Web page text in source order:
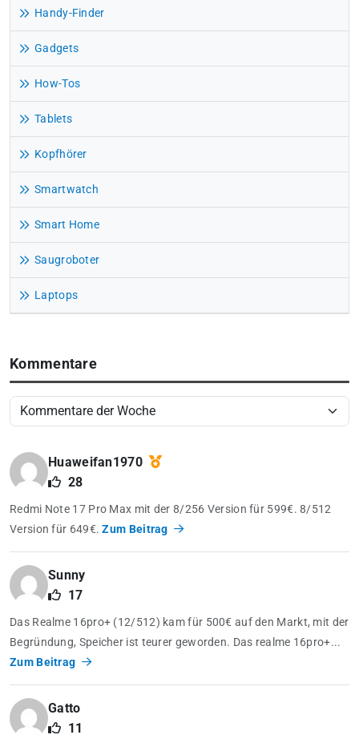
Handy-Finder
Gadgets
How-Tos
Tablets
Kopfhörer
Smartwatch
Smart Home
Saugroboter
Laptops
Kommentare
Huaweifan1970
28
Redmi Note 17 Pro Max mit der 8/256 Version für 599€. 8/512
Version für 649€.Zum Beitrag
Sunny
17
Das Realme 16pro+ (12/512) kam für 500€ auf den Markt, mit der
Begründung, Speicher ist teurer geworden. Das realme 16pro+...
Zum Beitrag
Gatto
11